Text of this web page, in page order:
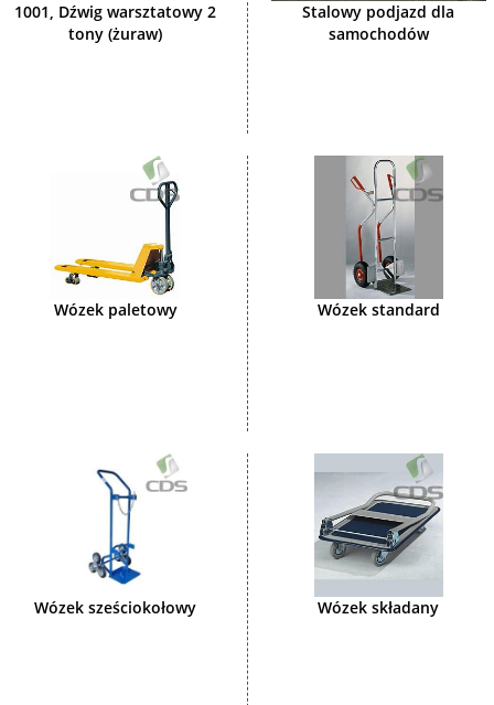
1001, Dźwig warsztatowy 2
tony (żuraw)
Stalowy podjazd dla
samochodów
Wózek paletowy Wózek standard
Wózek sześciokołowy Wózek składany